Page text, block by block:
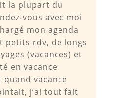
la plupart du
vous avec moi
mon agenda
petits rdv, de longs
(vacances) et
en vacance
quand vacance
j’ai tout fait